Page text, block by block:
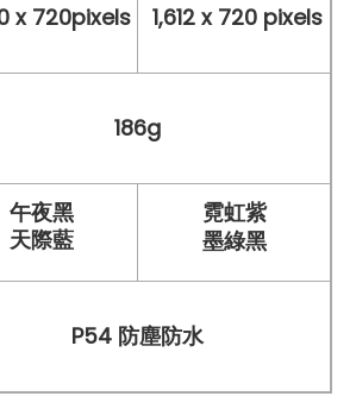
x 720pixels 1,612 x 720 pixels
186g
午夜黑
天際藍
霓虹紫
墨綠黑
P54 防塵防水